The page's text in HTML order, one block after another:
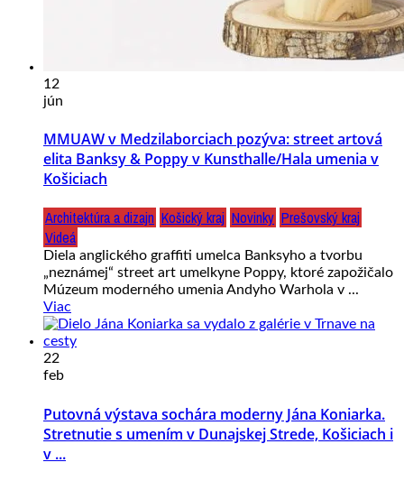
12
jún
MMUAW v Medzilaborciach pozýva: street artová
elita Banksy & Poppy v Kunsthalle/Hala umenia v
Košiciach
Architektúra a dizajn Košický kraj Novinky Prešovský kraj
Videá
Diela anglického graffiti umelca Banksyho a tvorbu
„neznámej“ street art umelkyne Poppy, ktoré zapožičalo
Múzeum moderného umenia Andyho Warhola v ...
Viac
22
feb
Putovná výstava sochára moderny Jána Koniarka.
Stretnutie s umením v Dunajskej Strede, Košiciach i
v ...